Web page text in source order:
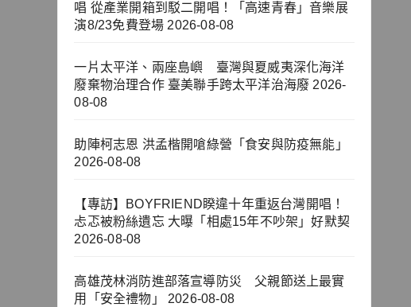
唱 從產業開箱到駁二開唱！「高速青春」音樂展
演8/23免費登場 2026-08-08
一片太平洋、兩座島嶼 臺灣與夏威夷深化海洋
廢棄物治理合作 臺美聯手跨太平洋治海廢 2026-
08-08
助陣柯志恩 洪孟楷開嗆綠營「食安與防疫無能」
2026-08-08
【專訪】BOYFRIEND睽違十年重返台灣開唱！
忐忑被粉絲遺忘 大曝「相處15年不吵架」好默契
2026-08-08
高雄茂林消防進部落宣導防災 父親節送上最實
用「安全禮物」
2026-08-08